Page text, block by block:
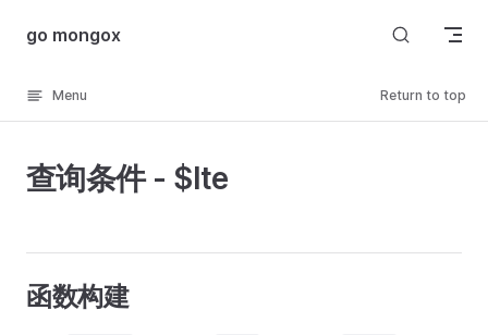
Skip to content
go mongox
Menu Return to top
查询条件 - $lte
函数构建